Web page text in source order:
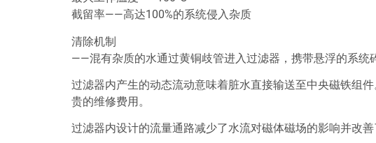
截留率——高达100%的系统侵入杂质
清除机制
——混有杂质的水通过黄铜歧管进入过滤器，携带悬浮的系统
过滤器内产生的动态流动意味着脏水直接输送至中央磁铁组
贵的维修费用。
过滤器内设计的流量通路减少了水流对磁体磁场的影响并改